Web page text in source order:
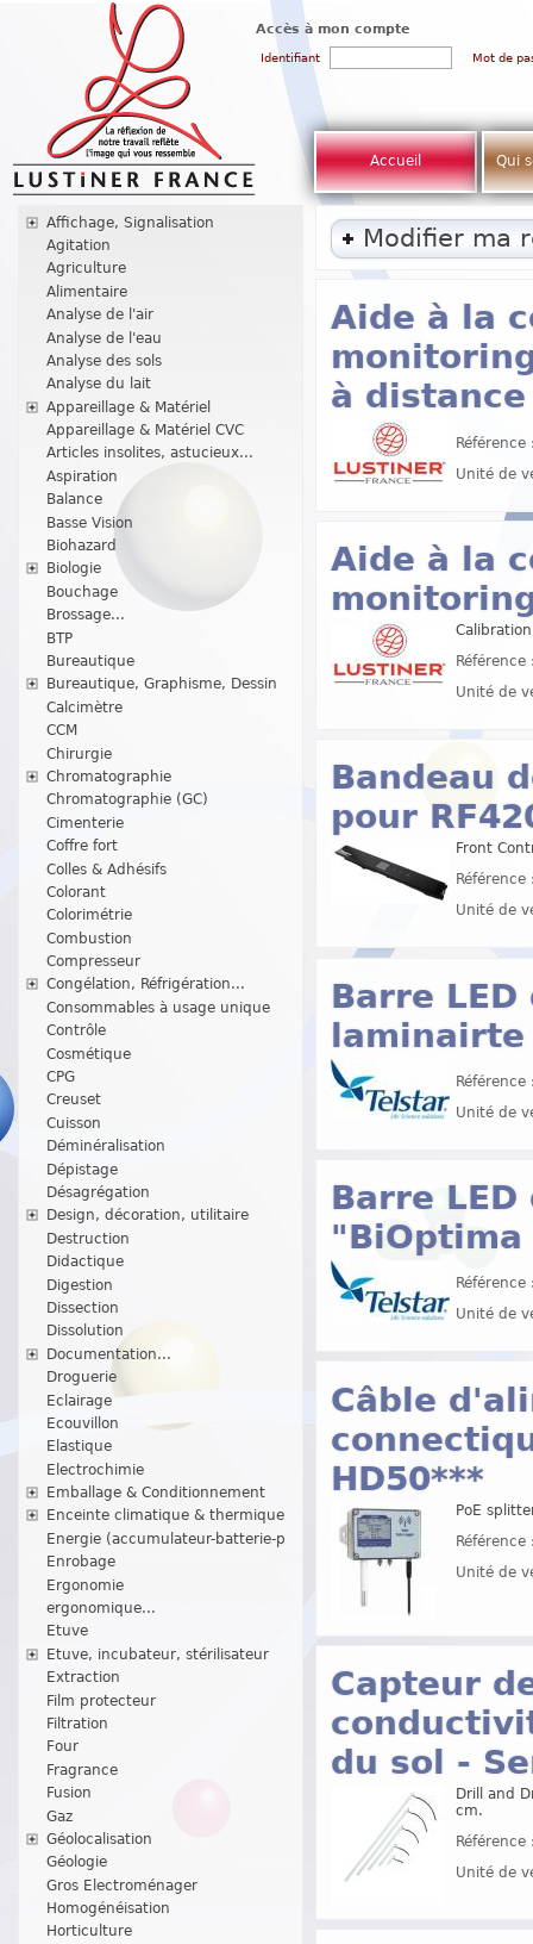
Accès à mon compte
Identifiant Mot de
Accueil Qui
Affichage, Signalisation
Agitation
Agriculture
Alimentaire
Analyse de l'air
Analyse de l'eau
Analyse des sols
Analyse du lait
Appareillage & Matériel
Appareillage & Matériel CVC
Articles insolites, astucieux...
Aspiration
Balance
Basse Vision
Biohazard
Biologie
Bouchage
Brossage...
BTP
Bureautique
Bureautique, Graphisme, Dessin
Calcimètre
CCM
Chirurgie
Chromatographie
Chromatographie (GC)
Cimenterie
Coffre fort
Colles & Adhésifs
Colorant
Colorimétrie
Combustion
Compresseur
Congélation, Réfrigération...
Consommables à usage unique
Contrôle
Cosmétique
CPG
Creuset
Cuisson
Déminéralisation
Dépistage
Désagrégation
Design, décoration, utilitaire
Destruction
Didactique
Digestion
Dissection
Dissolution
Documentation...
Droguerie
Eclairage
Ecouvillon
Elastique
Electrochimie
Emballage & Conditionnement
Enceinte climatique & thermique
Energie (accumulateur-batterie-p
Enrobage
Ergonomie
ergonomique...
Etuve
Etuve, incubateur, stérilisateur
Extraction
Film protecteur
Filtration
Four
Fragrance
Fusion
Gaz
Géolocalisation
Géologie
Gros Electroménager
Homogénéisation
Horticulture
Modifier ma
Aide à la
à distance
Unité de
Aide à la
Unité de
Bandeau
pour
Front
Unité de
Barre
Unité de
Barre
Unité de
Câble
HD50***
PoE
Unité de
Capteur
du sol -
Drill and
cm.
Unité de